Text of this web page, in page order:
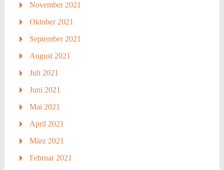
November 2021
Oktober 2021
September 2021
August 2021
Juli 2021
Juni 2021
Mai 2021
April 2021
März 2021
Februar 2021